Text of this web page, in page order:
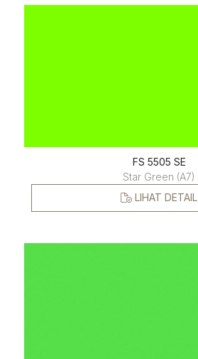
FS 5505 SE
Star Green (A7)
LIHAT DETAIL